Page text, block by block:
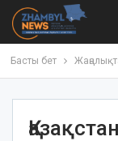
Басты бет